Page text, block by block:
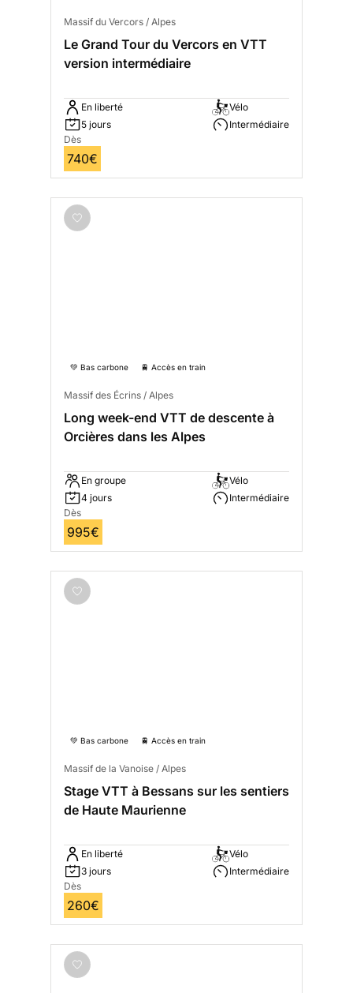
Massif du Vercors / Alpes
Le Grand Tour du Vercors en VTT
version intermédiaire
En liberté
5 jours
Vélo
Intermédiaire
Dès
740€
💚 Bas carbone 🚆 Accès en train
Massif des Écrins / Alpes
Long week-end VTT de descente à
Orcières dans les Alpes
En groupe
4 jours
Vélo
Intermédiaire
Dès
995€
💚 Bas carbone 🚆 Accès en train
Massif de la Vanoise / Alpes
Stage VTT à Bessans sur les sentiers
de Haute Maurienne
En liberté
3 jours
Vélo
Intermédiaire
Dès
260€